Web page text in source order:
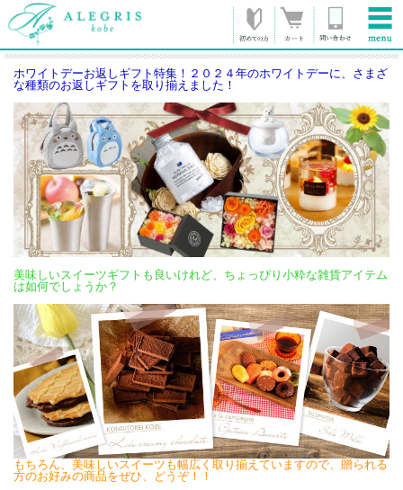
ホワイトデーお返しギフト特集！２０２４年のホワイトデーに、さまざ
な種類のお返しギフトを取り揃えました！
美味しいスイーツギフトも良いけれど、ちょっぴり小粋な雑貨アイテム
は如何でしょうか？
もちろん、美味しいスイーツも幅広く取り揃えていますので、贈られる
方のお好みの商品をぜひ、どうぞ！！